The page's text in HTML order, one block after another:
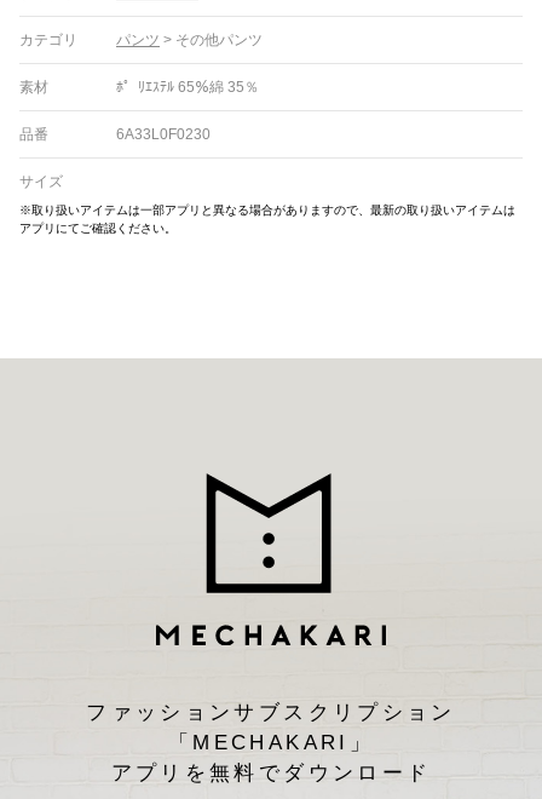
カテゴリ パンツ > その他パンツ
素材 ﾎ゜ﾘｴｽﾃﾙ 65％綿 35％
品番 6A33L0F0230
サイズ
※取り扱いアイテムは一部アプリと異なる場合がありますので、最新の取り扱いアイテムは
アプリにてご確認ください。
ファッションサブスクリプション
「MECHAKARI」
アプリを無料でダウンロード